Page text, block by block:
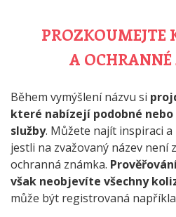
PROZKOUMEJTE
A
Během vymýšlení názvu si
které nabízejí podobné
služby. Můžete najít inspiraci
jestli na zvažovaný název není
ochranná známka.
však neobjevíte všechny
může být registrovaná